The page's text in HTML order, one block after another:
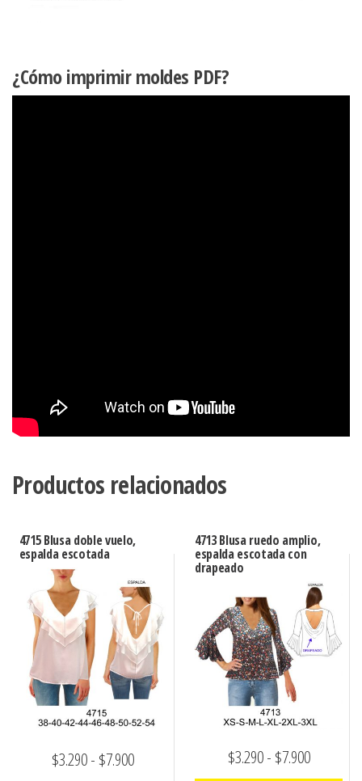
¿Cómo imprimir moldes PDF?
Productos relacionados
4715 Blusa doble vuelo,
espalda escotada
$3.290- $7.900Rango
4713 Blusa ruedo amplio,
espalda escotada con
drapeado
$3.290- $7.900Rango